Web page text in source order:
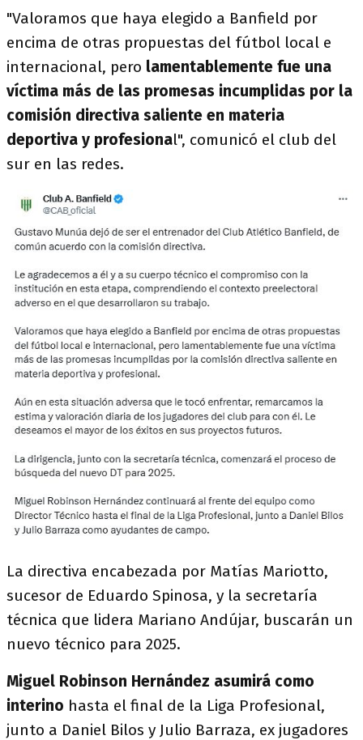
"Valoramos que haya elegido a Banfield por
encima de otras propuestas del fútbol local e
internacional, pero lamentablemente fue una
víctima más de las promesas incumplidas por la
comisión directiva saliente en materia
deportiva y profesional", comunicó el club del
sur en las redes.
La directiva encabezada por Matías Mariotto,
sucesor de Eduardo Spinosa, y la secretaría
técnica que lidera Mariano Andújar, buscarán un
nuevo técnico para 2025.
Miguel Robinson Hernández asumirá como
interino hasta el final de la Liga Profesional,
junto a Daniel Bilos y Julio Barraza, ex jugadores